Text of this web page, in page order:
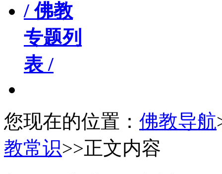
/ 佛教
专题列
表 /
您现在的位置： 佛教导航
教常识>>正文内容